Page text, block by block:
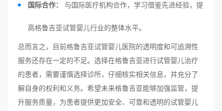
国际合作： 与国际医疗机构合作，学习借鉴先进经验，提
高格鲁吉亚试管婴儿行业的整体水平。
总而言之，目前格鲁吉亚试管婴儿医院的透明度和可追溯性
服务还存在一定的不足。选择在格鲁吉亚进行试管婴儿治疗
的患者，需要谨慎选择诊所，仔细核实相关信息，并充分了
解自身的权利和义务。希望未来格鲁吉亚能够加强监管，提
升服务质量，为患者提供更加安全、可靠和透明的试管婴儿